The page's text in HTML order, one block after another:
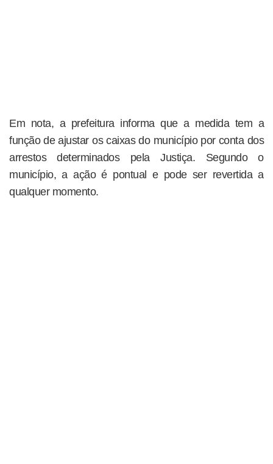
Em nota, a prefeitura informa que a medida tem a
função de ajustar os caixas do município por conta dos
arrestos determinados pela Justiça. Segundo o
município, a ação é pontual e pode ser revertida a
qualquer momento.